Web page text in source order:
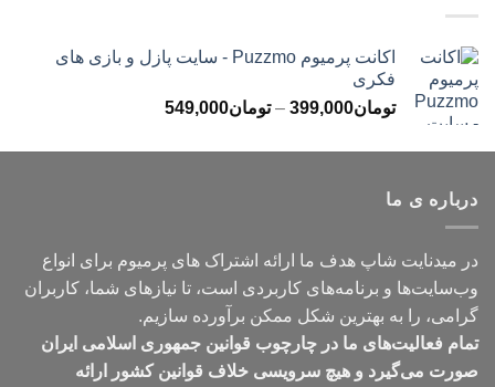
اکانت پرمیوم Puzzmo - سایت پازل و بازی های
فکری
تومان399,000
– تومان549,000محدوده
تومان399,000
درباره ی ما
در میدنایت شاپ هدف ما ارائه اشتراک های پرمیوم برای انواع
وب‌سایت‌ها و برنامه‌های کاربردی است، تا نیازهای شما، کاربران
گرامی، را به بهترین شکل ممکن برآورده سازیم.
تمام فعالیت‌های ما در چارچوب قوانین جمهوری اسلامی ایران
صورت می‌گیرد و هیچ سرویسی خلاف قوانین کشور ارائه